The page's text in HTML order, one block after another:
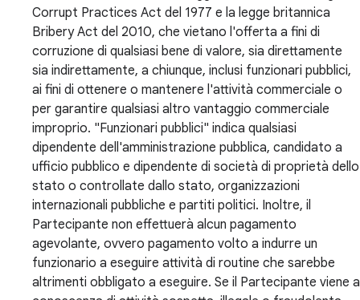
Corrupt Practices Act del 1977 e la legge britannica
Bribery Act del 2010, che vietano l'offerta a fini di
corruzione di qualsiasi bene di valore, sia direttamente
sia indirettamente, a chiunque, inclusi funzionari pubblici,
ai fini di ottenere o mantenere l'attività commerciale o
per garantire qualsiasi altro vantaggio commerciale
improprio. "Funzionari pubblici" indica qualsiasi
dipendente dell'amministrazione pubblica, candidato a
ufficio pubblico e dipendente di società di proprietà dello
stato o controllate dallo stato, organizzazioni
internazionali pubbliche e partiti politici. Inoltre, il
Partecipante non effettuerà alcun pagamento
agevolante, ovvero pagamento volto a indurre un
funzionario a eseguire attività di routine che sarebbe
altrimenti obbligato a eseguire. Se il Partecipante viene a